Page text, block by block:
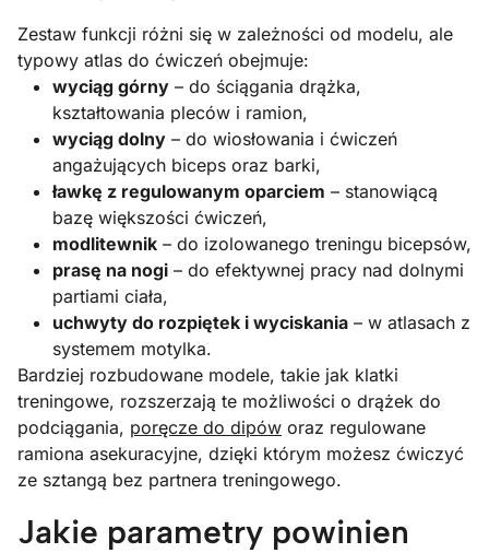
Zestaw funkcji różni się w zależności od modelu, ale
typowy atlas do ćwiczeń obejmuje:
wyciąg górny – do ściągania drążka,
kształtowania pleców i ramion,
wyciąg dolny – do wiosłowania i ćwiczeń
angażujących biceps oraz barki,
ławkę z regulowanym oparciem – stanowiącą
bazę większości ćwiczeń,
modlitewnik – do izolowanego treningu bicepsów,
prasę na nogi – do efektywnej pracy nad dolnymi
partiami ciała,
uchwyty do rozpiętek i wyciskania – w atlasach z
systemem motylka.
Bardziej rozbudowane modele, takie jak klatki
treningowe, rozszerzają te możliwości o drążek do
podciągania, poręcze do dipów oraz regulowane
ramiona asekuracyjne, dzięki którym możesz ćwiczyć
ze sztangą bez partnera treningowego.
Jakie parametry powinien